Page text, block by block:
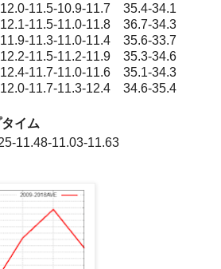
11.5-10.9-11.7 35.4-34.1
11.5-11.0-11.8 36.7-34.3
11.3-11.0-11.4 35.6-33.7
11.5-11.2-11.9 35.3-34.6
11.7-11.0-11.6 35.1-34.3
11.7-11.3-12.4 34.6-35.4
イム
11.48-11.03-11.63